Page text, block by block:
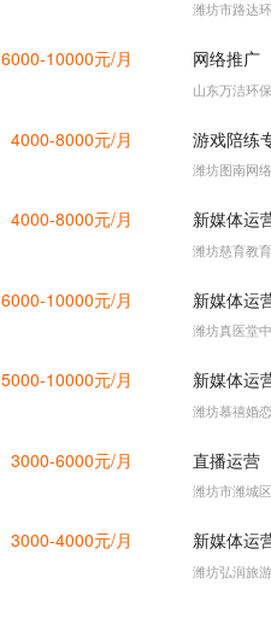
潍坊市路达
6000-10000元/月 网络推广
山东万洁环
4000-8000元/月 游戏陪练
潍坊图南网
4000-8000元/月 新媒体运
潍坊慈育教
6000-10000元/月 新媒体运
潍坊真医堂
5000-10000元/月 新媒体运
潍坊慕禧婚
3000-6000元/月 直播运营
潍坊市潍城
3000-4000元/月 新媒体运营
潍坊弘润旅